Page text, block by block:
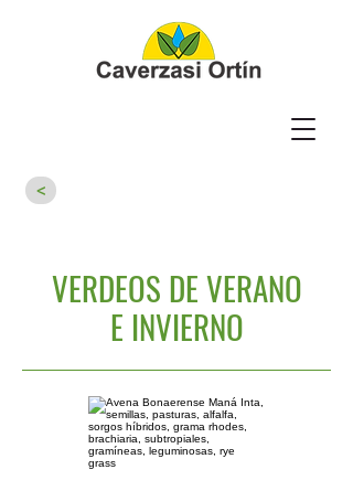
<
VERDEOS DE VERANO
E INVIERNO